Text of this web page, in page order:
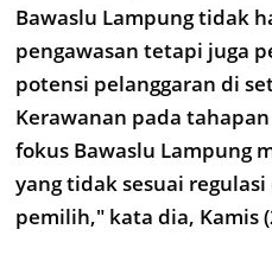
Bawaslu Lampung tidak
pengawasan tetapi juga
potensi pelanggaran di
Kerawanan pada
fokus Bawaslu Lampung
yang tidak sesuai
pemilih," kata dia, Kamis